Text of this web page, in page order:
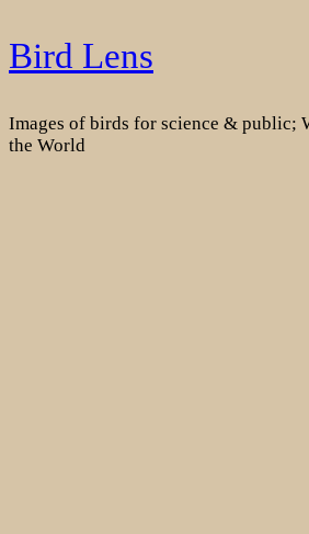
Skip
to
Bird Lens
Images of birds for science & public;
the World